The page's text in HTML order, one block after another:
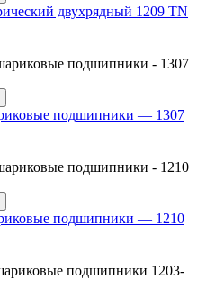
двухрядный 1209 TN
подшипники — 1307
подшипники — 1210